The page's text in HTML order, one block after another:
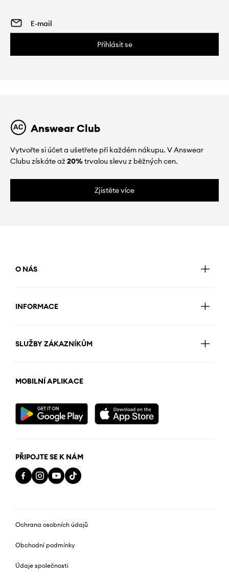
Přihlásit se
Answear Club
Vytvořte si účet a ušetřete při každém nákupu. V Answear
Clubu získáte až20%trvalou slevu z běžných cen.
Zjistěte více
O NÁS
INFORMACE
SLUŽBY ZÁKAZNÍKŮM
MOBILNÍ APLIKACE
PŘIPOJTE SE K NÁM
Ochrana osobních údajů
Obchodní podmínky
Údaje společnosti